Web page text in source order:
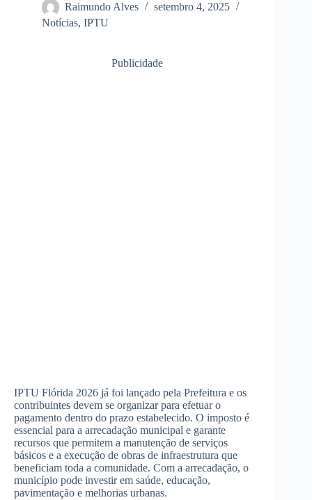
Raimundo Alves
setembro 4, 2025
Notícias, IPTU
Publicidade
IPTU Flórida 2026 já foi lançado pela Prefeitura e os
contribuintes devem se organizar para efetuar o
pagamento dentro do prazo estabelecido. O imposto é
essencial para a arrecadação municipal e garante
recursos que permitem a manutenção de serviços
básicos e a execução de obras de infraestrutura que
beneficiam toda a comunidade. Com a arrecadação, o
município pode investir em saúde, educação,
pavimentação e melhorias urbanas.